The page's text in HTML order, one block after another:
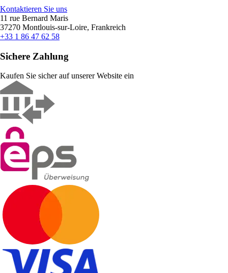
Kontaktieren Sie uns
11 rue Bernard Maris
37270 Montlouis-sur-Loire, Frankreich
+33 1 86 47 62 58
Sichere Zahlung
Kaufen Sie sicher auf unserer Website ein